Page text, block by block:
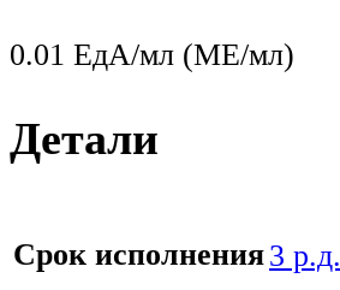
0.01 ЕдА/мл (МЕ/мл)
Детали
Срок исполнения3 р.д.